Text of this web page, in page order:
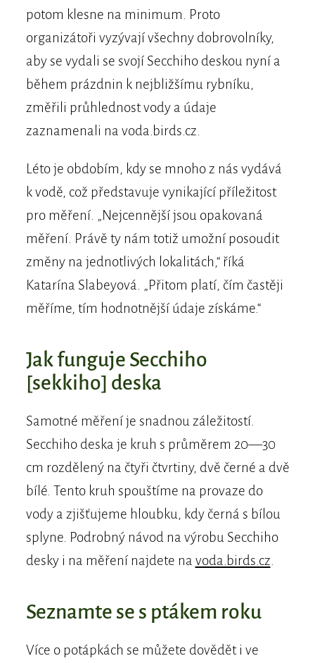
potom klesne na minimum. Proto
organizátoři vyzývají všechny dobrovolníky,
aby se vydali se svojí Secchiho deskou nyní a
během prázdnin k nejbližšímu rybníku,
změřili průhlednost vody a údaje
zaznamenali na voda.birds.cz.
Léto je obdobím, kdy se mnoho z nás vydává
k vodě, což představuje vynikající příležitost
pro měření. „Nejcennější jsou opakovaná
měření. Právě ty nám totiž umožní posoudit
změny na jednotlivých lokalitách,“ říká
Katarína Slabeyová. „Přitom platí, čím častěji
měříme, tím hodnotnější údaje získáme.“
Jak funguje Secchiho
[sekkiho] deska
Samotné měření je snadnou záležitostí.
Secchiho deska je kruh s průměrem 20—30
cm rozdělený na čtyři čtvrtiny, dvě černé a dvě
bílé. Tento kruh spouštíme na provaze do
vody a zjišťujeme hloubku, kdy černá s bílou
splyne. Podrobný návod na výrobu Secchiho
desky i na měření najdete na voda.birds.cz.
Seznamte se s ptákem roku
Více o potápkách se můžete dovědět i ve